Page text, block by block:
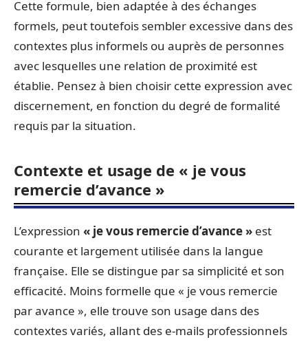
Cette formule, bien adaptée à des échanges
formels, peut toutefois sembler excessive dans des
contextes plus informels ou auprès de personnes
avec lesquelles une relation de proximité est
établie. Pensez à bien choisir cette expression avec
discernement, en fonction du degré de formalité
requis par la situation.
Contexte et usage de « je vous
remercie d’avance »
L’expression « je vous remercie d’avance » est
courante et largement utilisée dans la langue
française. Elle se distingue par sa simplicité et son
efficacité. Moins formelle que « je vous remercie
par avance », elle trouve son usage dans des
contextes variés, allant des e-mails professionnels